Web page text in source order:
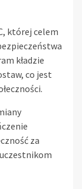
której celem
kładzie
co jest
za